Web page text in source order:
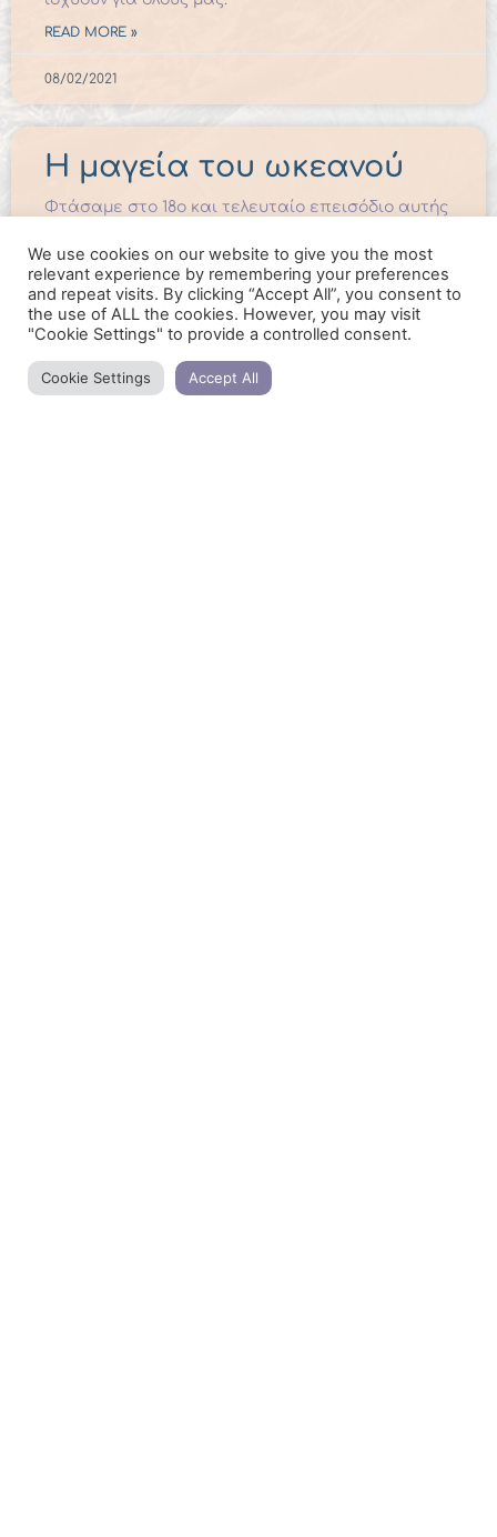
READ MORE »
08/02/2021
Η μαγεία του ωκεανού
Φτάσαμε στο 18ο και τελευταίο επεισόδιο αυτής
που συμβολίζει για τον καθένα μας τόσα πολλά.
READ MORE »
21/05/2021
We use cookies on our website to give you the most
relevant experience by remembering your preferences
and repeat visits. By clicking “Accept All”, you consent to
the use of ALL the cookies. However, you may visit
"Cookie Settings" to provide a controlled consent.
Cookie Settings Accept All